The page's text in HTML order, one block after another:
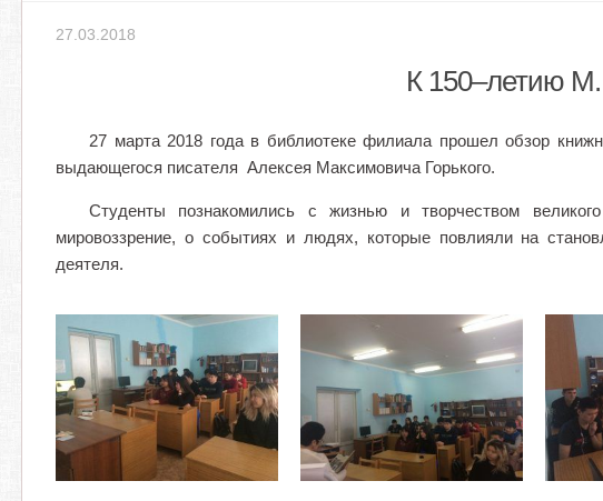
27.03.2018
К 150–летию М.
27 марта 2018 года в библиотеке филиала прошел обзор
выдающегося писателя Алексея Максимовича Горького.
Студенты познакомились с жизнью и творчеством
мировоззрение, о событиях и людях, которые повлияли на
деятеля.